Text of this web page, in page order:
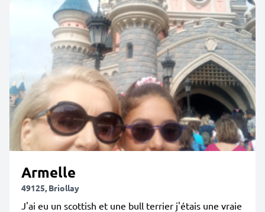
Armelle
49125, Briollay
J'ai eu un scottish et une bull terrier j'étais une vraie